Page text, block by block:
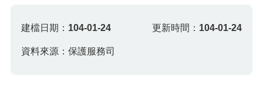
建檔日期： 104-01-24 更新時間： 104-01-24
資料來源：保護服務司